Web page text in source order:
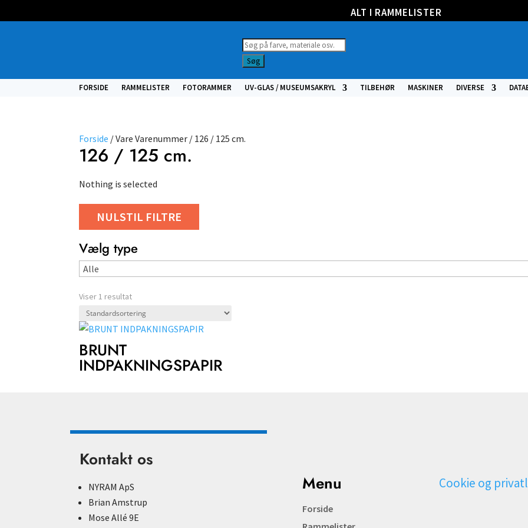
ALT I RAMMELISTER
Products
search
Søg
FORSIDE RAMMELISTER FOTORAMMER UV-GLAS / MUSEUMSAKRYL TILBEHØR MASKINER DIVERSE
Forside / Vare Varenummer / 126 / 125 cm.
126 / 125 cm.
Nothing is selected
NULSTIL FILTRE
Vælg type
Viser 1 resultat
BRUNT
INDPAKNINGSPAPIR
Kontakt os
NYRAM ApS
Brian Amstrup
Mose Allé 9E
Menu
Forside
Cookie og